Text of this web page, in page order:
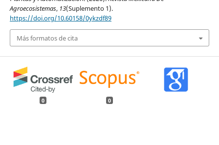
Agroecosistemas, 13(Suplemento 1).
https://doi.org/10.60158/0ykzdf89
Más formatos de cita
0 0